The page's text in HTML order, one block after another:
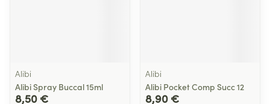
Alibi
Alibi Spray Buccal 15ml
8,50 €
Alibi
Alibi Pocket Comp Succ 12
8,90 €